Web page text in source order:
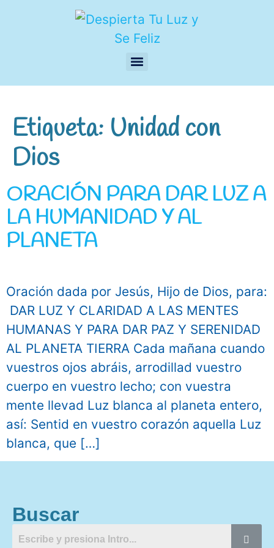
Etiqueta: Unidad con
Dios
ORACIÓN PARA DAR LUZ A
LA HUMANIDAD Y AL
PLANETA
Oración dada por Jesús, Hijo de Dios, para:
DAR LUZ Y CLARIDAD A LAS MENTES
HUMANAS Y PARA DAR PAZ Y SERENIDAD
AL PLANETA TIERRA Cada mañana cuando
vuestros ojos abráis, arrodillad vuestro
cuerpo en vuestro lecho; con vuestra
mente llevad Luz blanca al planeta entero,
así: Sentid en vuestro corazón aquella Luz
blanca, que […]
Buscar